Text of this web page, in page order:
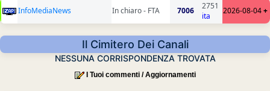
InfoMediaNews In chiaro - FTA 7006
2751
ita
2026-08-04+
Il Cimitero Dei Canali
NESSUNA CORRISPONDENZA TROVATA
I Tuoi commenti / Aggiornamenti